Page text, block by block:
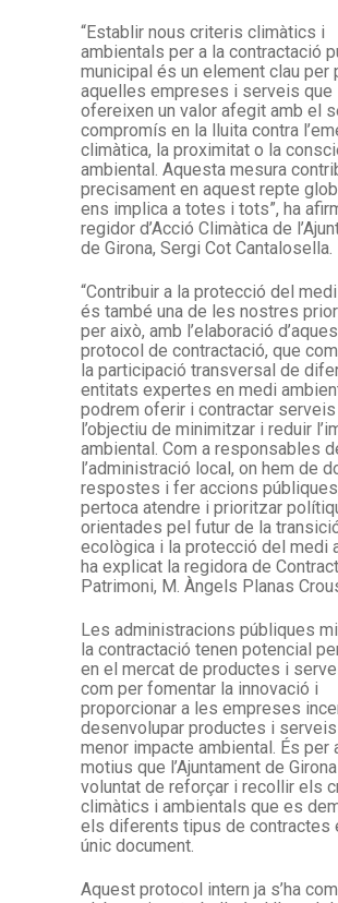
“Establir nous criteris climàtics i
ambientals per a la contractació
municipal és un element clau per
aquelles empreses i serveis que
ofereixen un valor afegit amb el
compromís en la lluita contra
climàtica, la proximitat o la
ambiental. Aquesta mesura
precisament en aquest repte
ens implica a totes i tots”, ha
regidor d’Acció Climàtica de
de Girona, Sergi Cot Cantalosella.
“Contribuir a la protecció del
és també una de les nostres
per això, amb l’elaboració
protocol de contractació, que
la participació transversal de
entitats expertes en medi
podrem oferir i contractar serveis
l’objectiu de minimitzar i reduir
ambiental. Com a responsables
l’administració local, on hem de
respostes i fer accions
pertoca atendre i prioritzar
orientades pel futur de la
ecològica i la protecció del medi
ha explicat la regidora de
Patrimoni, M. Àngels Planas
Les administracions públiques
la contractació tenen potencial
en el mercat de productes i
com per fomentar la innovació i
proporcionar a les empreses
desenvolupar productes i
menor impacte ambiental. És per
motius que l’Ajuntament de
voluntat de reforçar i recollir els
climàtics i ambientals que es
els diferents tipus de contractes
únic document.
Aquest protocol intern ja s’ha